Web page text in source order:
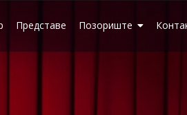
Представе Позориште